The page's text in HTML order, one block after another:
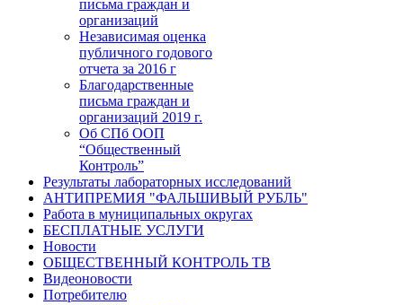
письма граждан и
организаций
Независимая оценка
публичного годового
отчета за 2016 г
Благодарственные
письма граждан и
организаций 2019 г.
Об СПб ООП
“Общественный
Контроль”
Результаты лабораторных исследований
АНТИПРЕМИЯ "ФАЛЬШИВЫЙ РУБЛЬ"
Работа в муниципальных округах
БЕСПЛАТНЫЕ УСЛУГИ
Новости
ОБЩЕСТВЕННЫЙ КОНТРОЛЬ ТВ
Видеоновости
Потребителю